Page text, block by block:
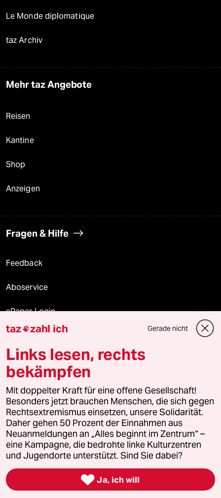
Le Monde diplomatique
taz Archiv
Mehr taz Angebote
Reisen
Kantine
Shop
Anzeigen
Fragen & Hilfe
Feedback
Aboservice
ePaper Login
Downloads für Abonnierende
© 2026 taz Verlags und Vertriebs GmbH
Alle Rechte vorbehalten. Bei rechtlichen Fragen oder für Genehmigungen
wenden Sie sich bitte an
lizenzen@taz.de
Feedback Redaktionsstatut Kommune-Richtlinien
Leitlinie Informant Datenschutz Impressum AGB
Seitenwende Einwilligungen widerrufen (Ads)
taz zahl ich Gerade nicht
Links lesen, rechts
bekämpfen
Mit doppelter Kraft für eine offene Gesellschaft!
Besonders jetzt brauchen Menschen, die sich gegen
Rechtsextremismus einsetzen, unsere Solidarität.
Daher gehen 50 Prozent der Einnahmen aus
Neuanmeldungen an „Alles beginnt im Zentrum“ –
eine Kampagne, die bedrohte linke Kulturzentren
und Jugendorte unterstützt. Sind Sie dabei?
 Ja, ich will